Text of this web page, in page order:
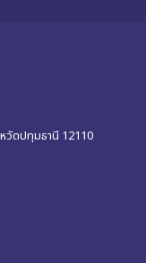
วัดปทุมธานี 12110